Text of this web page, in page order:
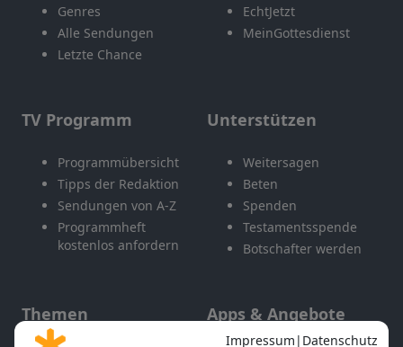
Genres
Alle Sendungen
Letzte Chance
EchtJetzt
MeinGottesdienst
TV Programm
Programmübersicht
Tipps der Redaktion
Sendungen von A-Z
Programmheft
kostenlos anfordern
Unterstützen
Weitersagen
Beten
Spenden
Testamentsspende
Botschafter werden
Themen Apps & Angebote